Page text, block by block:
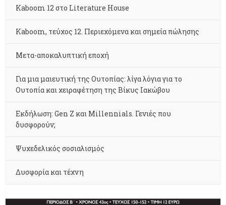
Kaboom 12 στο Literature House
Kaboom, τεύχος 12. Περιεχόμενα και σημεία πώλησης
Μετα-αποκαλυπτική εποχή
Για μια μαιευτική της Ουτοπίας: λίγα λόγια για το
Ουτοπία και χειραφέτηση της Βίκυς Ιακώβου
Εκδήλωση: Gen Z και Millennials. Γενιές που
δυσφορούν;
Ψυχεδελικός σοσιαλισμός
Δυσφορία και τέχνη